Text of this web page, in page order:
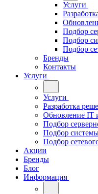
Услуги
Подбор
Подбор
Подбор
Бренды
Контакты
Услуги
Услуги
Разработка
Обновление IT
Подбор
Подбор
Подбор
Акции
Бренды
Блог
Информация